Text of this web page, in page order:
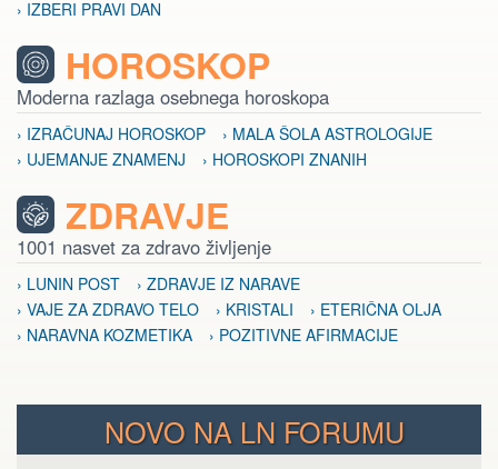
› IZBERI PRAVI DAN
HOROSKOP
Moderna razlaga osebnega horoskopa
› IZRAČUNAJ HOROSKOP
› MALA ŠOLA ASTROLOGIJE
› UJEMANJE ZNAMENJ
› HOROSKOPI ZNANIH
ZDRAVJE
1001 nasvet za zdravo življenje
› LUNIN POST
› ZDRAVJE IZ NARAVE
› VAJE ZA ZDRAVO TELO
› KRISTALI
› ETERIČNA OLJA
› NARAVNA KOZMETIKA
› POZITIVNE AFIRMACIJE
NOVO NA LN FORUMU